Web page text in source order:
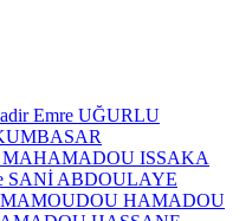
Emre UĞURLU
MAHAMADOU ISSAKA
SANİ ABDOULAYE
MAMOUDOU HAMADOU